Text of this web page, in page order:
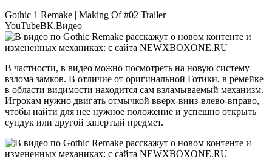
Gothic 1 Remake | Making Of #02 Trailer
YouTubeВК.Видео
В частности, в видео можно посмотреть на новую систему
взлома замков. В отличие от оригинальной Готики, в ремейке
в области видимости находится сам взламываемый механизм.
Игрокам нужно двигать отмычкой вверх-вниз-влево-вправо,
чтобы найти для нее нужное положение и успешно открыть
сундук или другой запертый предмет.